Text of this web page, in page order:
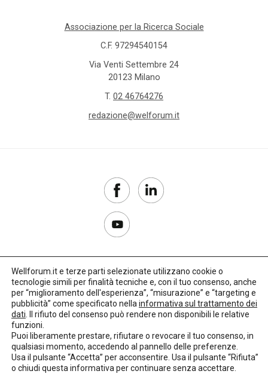
Associazione per la Ricerca Sociale
C.F. 97294540154
Via Venti Settembre 24
20123 Milano
T. 02 46764276
redazione@welforum.it
Copyright 2017–2026
Privacy Policy
Credits: LO Studio
Wellforum.it e terze parti selezionate utilizzano cookie o
tecnologie simili per finalità tecniche e, con il tuo consenso, anche
per “miglioramento dell'esperienza”, “misurazione” e “targeting e
pubblicità” come specificato nella informativa sul trattamento dei
dati . Il rifiuto del consenso può rendere non disponibili le relative
funzioni.
Puoi liberamente prestare, rifiutare o revocare il tuo consenso, in
qualsiasi momento, accedendo al pannello delle preferenze.
Usa il pulsante “Accetta” per acconsentire. Usa il pulsante “Rifiuta”
o chiudi questa informativa per continuare senza accettare.